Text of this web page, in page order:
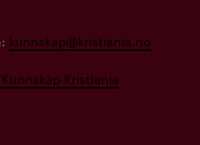
kunnskap@kristiania.no
Kristiania